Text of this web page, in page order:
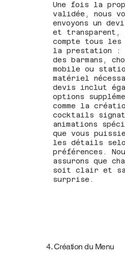
Une fois la
validée, nous
envoyons un
et transparent,
compte tous les
la prestation :
des barmans,
mobile ou
matériel
devis inclut
options
comme la
cocktails
animations
que vous
les détails
préférences.
assurons que
soit clair et
surprise.
4. Création du Menu